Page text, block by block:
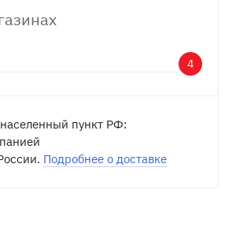
4
пункт РФ:
Подробнее о доставке